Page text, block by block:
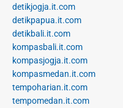
detikjogja.it.com
detikpapua.it.com
detikbali.it.com
kompasbali.it.com
kompasjogja.it.com
kompasmedan.it.com
tempoharian.it.com
tempomedan.it.com